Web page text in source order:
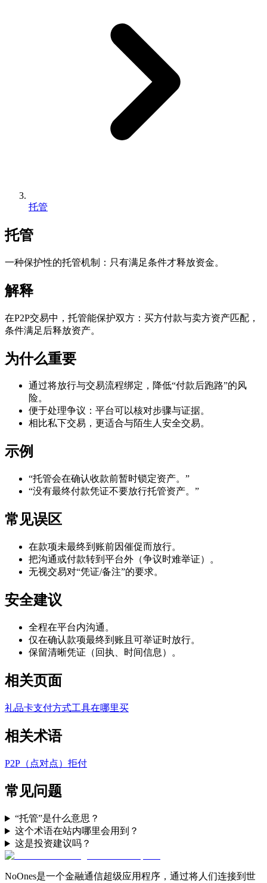
托管
托管
一种保护性的托管机制：只有满足条件才释放资金。
解释
在P2P交易中，托管能保护双方：买方付款与卖方资产匹配，
条件满足后释放资产。
为什么重要
通过将放行与交易流程绑定，降低“付款后跑路”的风
险。
便于处理争议：平台可以核对步骤与证据。
相比私下交易，更适合与陌生人安全交易。
示例
“托管会在确认收款前暂时锁定资产。”
“没有最终付款凭证不要放行托管资产。”
常见误区
在款项未最终到账前因催促而放行。
把沟通或付款转到平台外（争议时难举证）。
无视交易对“凭证/备注”的要求。
安全建议
全程在平台内沟通。
仅在确认款项最终到账且可举证时放行。
保留清晰凭证（回执、时间信息）。
相关页面
礼品卡支付方式工具在哪里买
相关术语
P2P（点对点） 拒付
常见问题
“托管”是什么意思？
这个术语在站内哪里会用到？
这是投资建议吗？
NoOnes是一个金融通信超级应用程序，通过将人们连接到世